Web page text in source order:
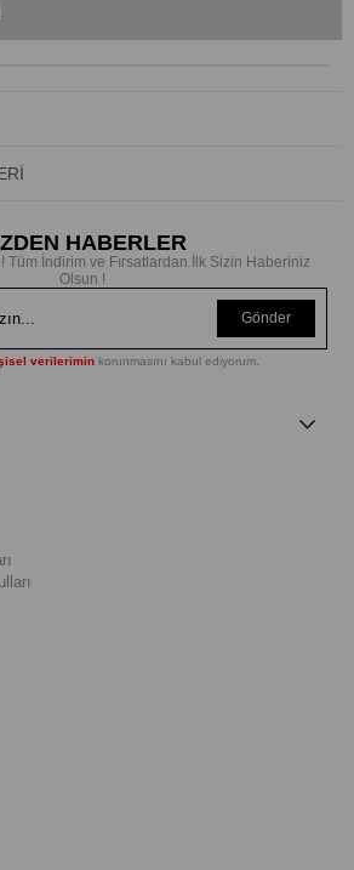
HABERLER
Tüm İndirim ve Fırsatlardan İlk Sizin Haberiniz
Olsun !
Gönder
verilerimin korunmasını kabul ediyorum.